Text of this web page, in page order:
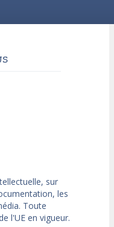
sur
les
Toute
l'UE en vigueur.